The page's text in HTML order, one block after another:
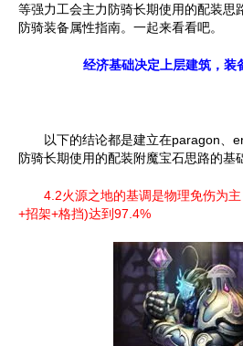
等强力工会主力防骑长期使用的配装思
防骑装备属性指南。一起来看看吧。
经济基础决定上层建筑，装
以下的结论都是建立在paragon、
防骑长期使用的配装附魔宝石思路的基
4.2火源之地的基调是物理免伤为
+招架+格挡)达到97.4%